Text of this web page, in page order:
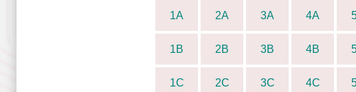
1A 2A 3A 4A
1B 2B 3B 4B
1C 2C 3C 4C